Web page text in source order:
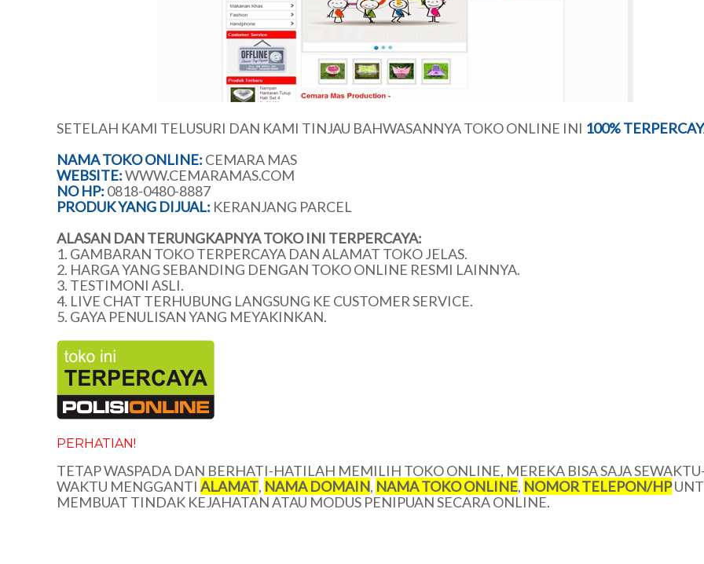
SETELAH KAMI TELUSURI DAN KAMI TINJAU BAHWASANNYA TOKO ONLINE INI 100%
NAMA TOKO ONLINE: CEMARA MAS
WEBSITE:WWW.CEMARAMAS.COM
NO HP: 0818-0480-8887
PRODUK YANG DIJUAL: KERANJANG PARCEL
ALASAN DAN TERUNGKAPNYA TOKO INI TERPERCAYA:
1. GAMBARAN TOKO TERPERCAYA DAN ALAMAT TOKO JELAS.
2. HARGA YANG SEBANDING DENGAN TOKO ONLINE RESMI LAINNYA.
3. TESTIMONI ASLI.
4. LIVE CHAT TERHUBUNG LANGSUNG KE CUSTOMER SERVICE.
5. GAYA PENULISAN YANG MEYAKINKAN.
PERHATIAN!
TETAP WASPADA DAN BERHATI-HATILAH MEMILIH TOKO ONLINE, MEREKA BISA SAJA
WAKTU MENGGANTI ALAMAT, NAMA DOMAIN, NAMA TOKO ONLINE, NOMOR TELEPON/HP
MEMBUAT TINDAK KEJAHATAN ATAU MODUS PENIPUAN SECARA ONLINE.